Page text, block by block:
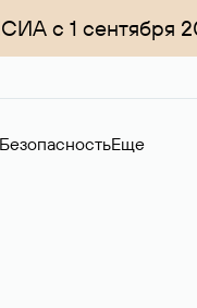
с 1 сентября
БезопасностьЕще